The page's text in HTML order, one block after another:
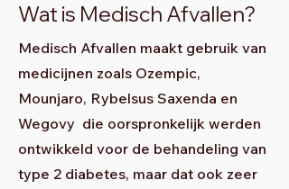
Wat is Medisch Afvallen?
Medisch Afvallen maakt gebruik van
medicijnen zoals Ozempic,
Mounjaro, Rybelsus Saxenda en
Wegovy die oorspronkelijk werden
ontwikkeld voor de behandeling van
type 2 diabetes, maar dat ook zeer